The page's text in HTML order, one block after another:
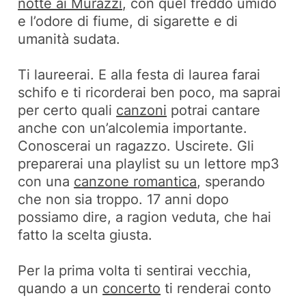
notte ai Murazzi, con quel freddo umido
e l’odore di fiume, di sigarette e di
umanità sudata.
Ti laureerai. E alla festa di laurea farai
schifo e ti ricorderai ben poco, ma saprai
per certo quali canzoni potrai cantare
anche con un’alcolemia importante.
Conoscerai un ragazzo. Uscirete. Gli
preparerai una playlist su un lettore mp3
con una canzone romantica, sperando
che non sia troppo. 17 anni dopo
possiamo dire, a ragion veduta, che hai
fatto la scelta giusta.
Per la prima volta ti sentirai vecchia,
quando a un concerto ti renderai conto